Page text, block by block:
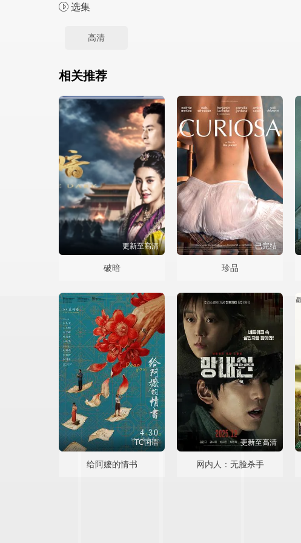
选集
高清
相关推荐
更新至高清
破暗
已完结
珍品
TC国语
给阿嬷的情书
更新至高清
网内人：无脸杀手